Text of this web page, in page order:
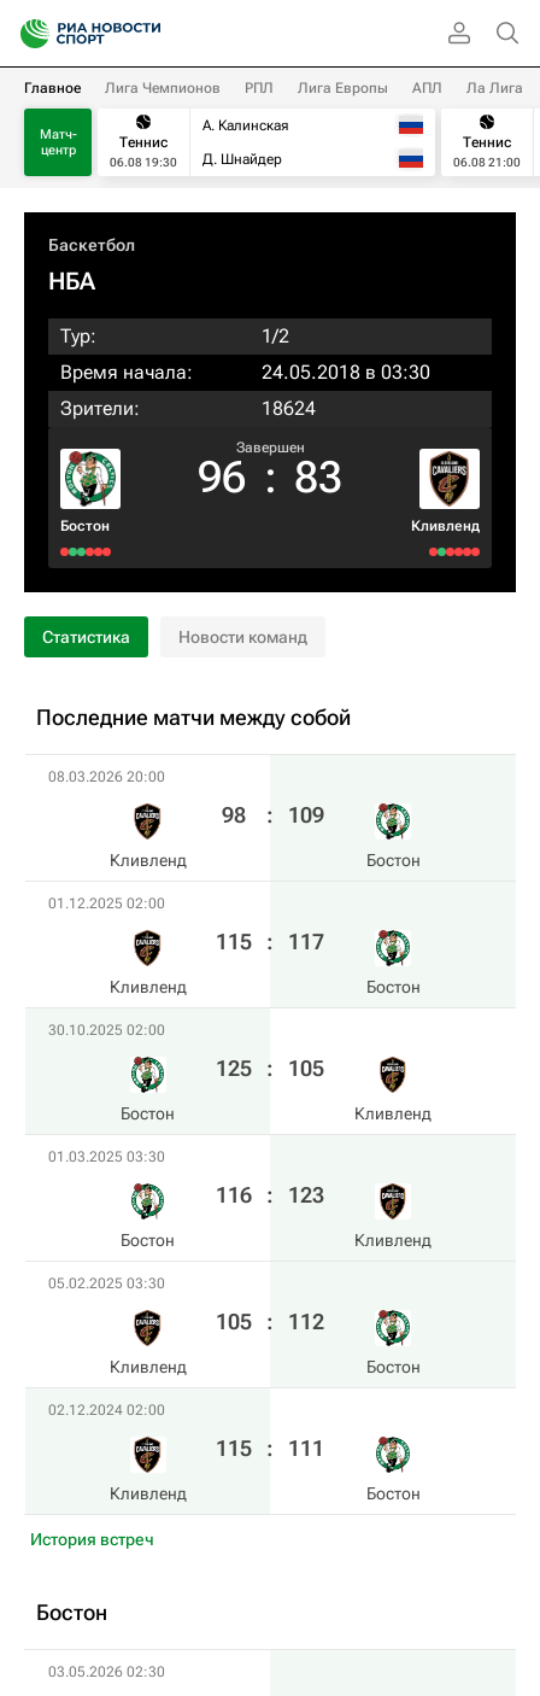
Главное Лига Чемпионов РПЛ Лига Европы АПЛ Ла Лига
Матч-
центр
Теннис
06.08 19:30
А. Калинская
Д. Шнайдер
Теннис
06.08 21:00
Баскетбол
НБА
Тур:
1/2
Время начала:
24.05.2018 в 03:30
Зрители:
18624
Бостон
Завершен
96 : 83
Кливленд
Статистика Новости команд
Последние матчи между собой
08.03.2026 20:00
Кливленд
98 : 109
Бостон
01.12.2025 02:00
Кливленд
115 : 117
Бостон
30.10.2025 02:00
Бостон
125 : 105
Кливленд
01.03.2025 03:30
Бостон
116 : 123
Кливленд
05.02.2025 03:30
Кливленд
105 : 112
Бостон
02.12.2024 02:00
Кливленд
115 : 111
Бостон
История встреч
Бостон
03.05.2026 02:30